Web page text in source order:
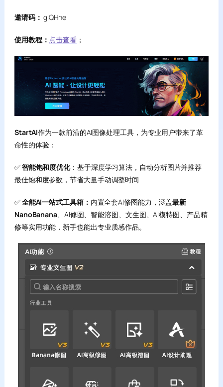
邀请码： giQHne
使用教程： 点击查看 ；
StartAI作为一款前沿的AI图像处理工具，为专业用户带来了革
命性的体验：
✅智能饱和度优化：基于深度学习算法，自动分析图片并推荐
最佳饱和度参数，节省大量手动调整时间
✅全能AI一站式工具箱： 内置全套AI修图能力，涵盖最新
NanoBanana、AI修图、智能溶图、文生图、AI模特图、产品精
修等实用功能，新手也能出专业质感作品。